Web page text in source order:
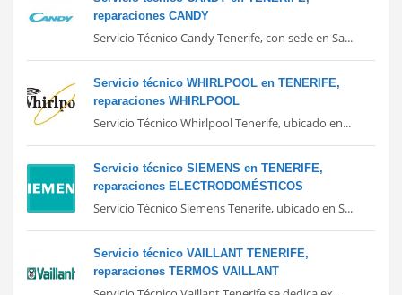
reparaciones CANDY
Servicio Técnico Candy Tenerife, con sede en Sa...
Servicio técnico WHIRLPOOL en TENERIFE,
reparaciones WHIRLPOOL
Servicio Técnico Whirlpool Tenerife, ubicado en...
Servicio técnico SIEMENS en TENERIFE,
reparaciones ELECTRODOMÉSTICOS
Servicio Técnico Siemens Tenerife, ubicado en S...
Servicio técnico VAILLANT TENERIFE,
reparaciones TERMOS VAILLANT